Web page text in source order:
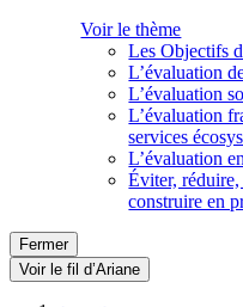
Voir le thème
Les Objectifs
L’évaluation
L’évaluation
L’évaluation
services
L’évaluation
Éviter,
construire en
Fermer
Voir le fil d’Ariane